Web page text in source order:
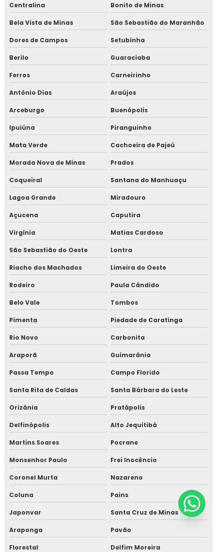
Centralina Bonito de Minas
Bela Vista de Minas São Sebastião do Maranhão
Dores de Campos Setubinha
Berilo Guaraciaba
Ferros Carneirinho
Antônio Dias Araújos
Arceburgo Buenópolis
Ipuiúna Piranguinho
Mata Verde Cachoeira de Pajeú
Morada Nova de Minas Prados
Coqueiral Santana do Manhuaçu
Lagoa Grande Miradouro
Açucena Caputira
Virgínia Matias Cardoso
São Sebastião do Oeste Lontra
Riacho dos Machados Limeira do Oeste
Rodeiro Paula Cândido
Belo Vale Tombos
Pimenta Piedade de Caratinga
Rio Novo Carbonita
Araporã Guimarânia
Passa Tempo Campo Florido
Santa Rita de Caldas Santa Bárbara do Leste
Orizânia Pratápolis
Delfinópolis Alto Jequitibá
Martins Soares Pocrane
Monsenhor Paulo Frei Inocêncio
Coronel Murta Nazareno
Coluna Pains
Japonvar Santa Cruz de Minas
Araponga Pavão
Florestal Delfim Moreira